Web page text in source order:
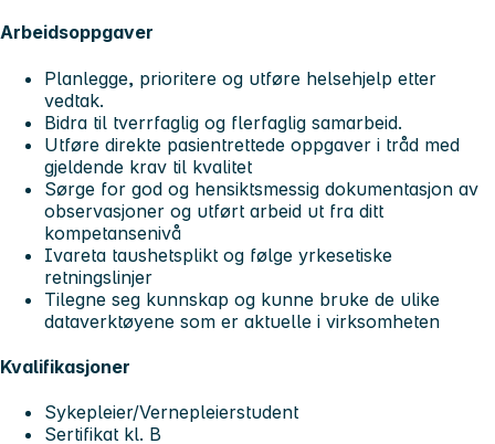
Arbeidsoppgaver
Planlegge, prioritere og utføre helsehjelp etter
vedtak.
Bidra til tverrfaglig og flerfaglig samarbeid.
Utføre direkte pasientrettede oppgaver i tråd med
gjeldende krav til kvalitet
Sørge for god og hensiktsmessig dokumentasjon av
observasjoner og utført arbeid ut fra ditt
kompetansenivå
Ivareta taushetsplikt og følge yrkesetiske
retningslinjer
Tilegne seg kunnskap og kunne bruke de ulike
dataverktøyene som er aktuelle i virksomheten
Kvalifikasjoner
Sykepleier/Vernepleierstudent
Sertifikat kl. B